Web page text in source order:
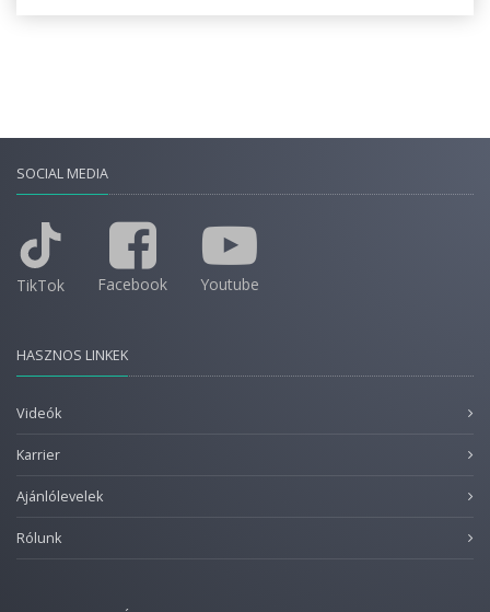
SOCIAL MEDIA
TikTok Facebook Youtube
HASZNOS LINKEK
Videók
Karrier
Ajánlólevelek
Rólunk